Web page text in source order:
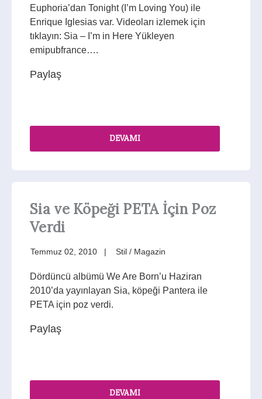
Euphoria’dan Tonight (I’m Loving You) ile
Enrique Iglesias var. Videoları izlemek için
tıklayın: Sia – I’m in Here Yükleyen
emipubfrance….
Paylaş
DEVAMI
Sia ve Köpeği PETA İçin Poz
Verdi
Temmuz 02, 2010 Stil / Magazin
Dördüncü albümü We Are Born’u Haziran
2010’da yayınlayan Sia, köpeği Pantera ile
PETA için poz verdi.
Paylaş
DEVAMI